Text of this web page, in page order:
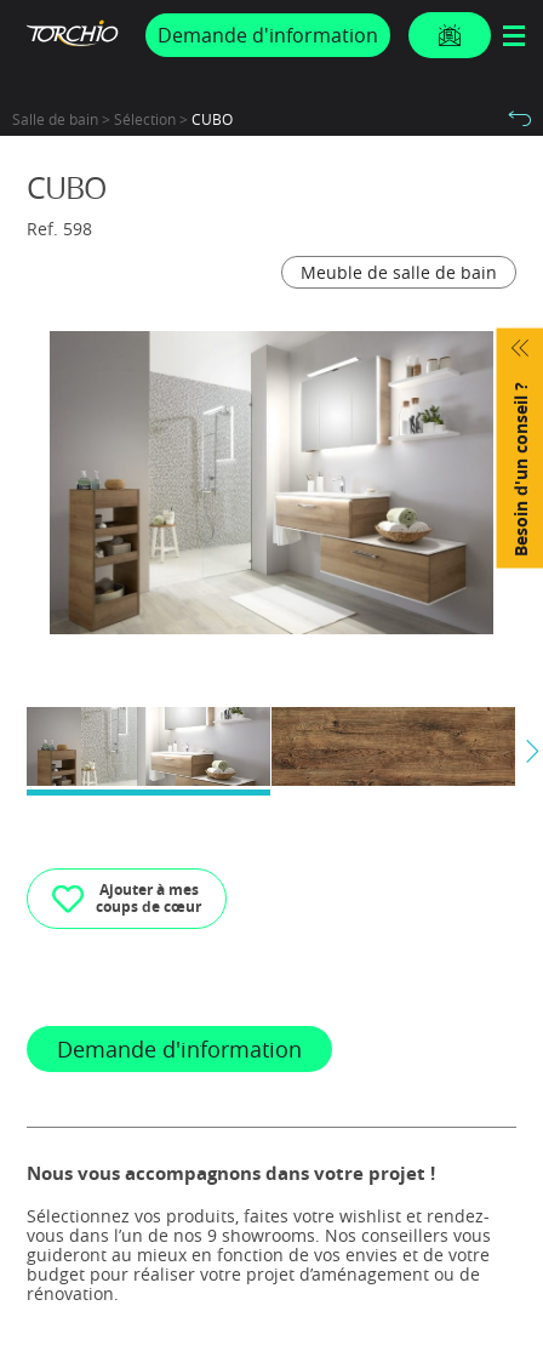
PROMOS & ACTUSDemande d'information
Salle de bain > Sélection > CUBO
Besoin d'un conseil ?
CUBO
Ref. 598
Meuble de salle de bain
Ajouter à mes
coups de cœur
Demande d'information
Nous vous accompagnons dans votre projet !
Sélectionnez vos produits, faites votre wishlist et rendez-
vous dans l’un de nos 9 showrooms. Nos conseillers vous
guideront au mieux en fonction de vos envies et de votre
budget pour réaliser votre projet d’aménagement ou de
rénovation.